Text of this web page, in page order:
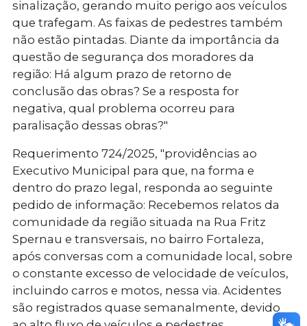
sinalização, gerando muito perigo aos veículos
que trafegam. As faixas de pedestres também
não estão pintadas. Diante da importância da
questão de segurança dos moradores da
região: Há algum prazo de retorno de
conclusão das obras? Se a resposta for
negativa, qual problema ocorreu para
paralisação dessas obras?"
Requerimento 724/2025, "providências ao
Executivo Municipal para que, na forma e
dentro do prazo legal, responda ao seguinte
pedido de informação: Recebemos relatos da
comunidade da região situada na Rua Fritz
Spernau e transversais, no bairro Fortaleza,
após conversas com a comunidade local, sobre
o constante excesso de velocidade de veículos,
incluindo carros e motos, nessa via. Acidentes
são registrados quase semanalmente, devido